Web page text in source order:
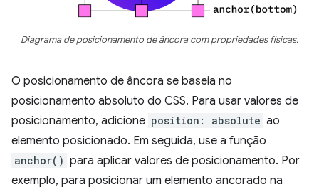
Diagrama de posicionamento de âncora com propriedades físicas.
O posicionamento de âncora se baseia no
posicionamento absoluto do CSS. Para usar valores de
posicionamento, adicione position: absolute ao
elemento posicionado. Em seguida, use a função
anchor() para aplicar valores de posicionamento. Por
exemplo, para posicionar um elemento ancorado na